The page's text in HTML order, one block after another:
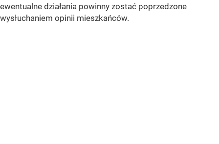
ewentualne działania powinny zostać poprzedzone
wysłuchaniem opinii mieszkańców.